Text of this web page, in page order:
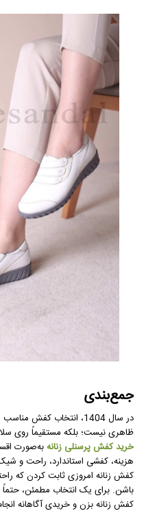
جمع‌بندی
در سال 1404، انتخاب
ظاهری نیست؛ بلکه مستقیماً روی
خرید کفش پرسنلی زنانهبه‌صورت
هزینه، کفشی استاندارد، راحت و
کفش زنانه امروزی ثابت کردن که
باشن. برای یک انتخاب مطمئن،
کفش زنانه بزن و خریدی آگاهانه